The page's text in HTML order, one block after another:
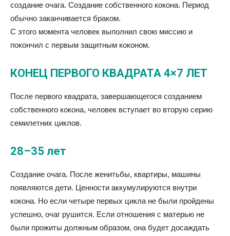
создание очага. Создание собственного кокона. Период
обычно заканчивается браком.
С этого момента человек выполнил свою миссию и
покончил с первым защитным коконом.
КОНЕЦ ПЕРВОГО КВАДРАТА 4×7 ЛЕТ
После первого квадрата, завершающегося созданием
собственного кокона, человек вступает во вторую серию
семилетних циклов.
28–35 лет
Создание очага. После женитьбы, квартиры, машины
появляются дети. Ценности аккумулируются внутри
кокона. Но если четыре первых цикла не были пройдены
успешно, очаг рушится. Если отношения с матерью не
были прожиты должным образом, она будет досаждать